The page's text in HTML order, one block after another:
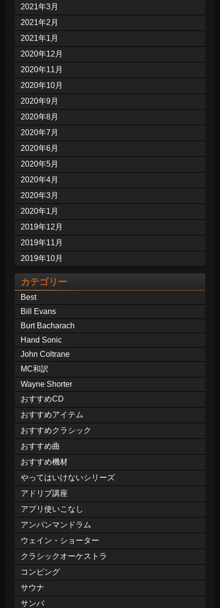
2021年3月
2021年2月
2021年1月
2020年12月
2020年11月
2020年10月
2020年9月
2020年8月
2020年7月
2020年6月
2020年5月
2020年4月
2020年3月
2020年1月
2019年12月
2019年11月
2019年10月
カテゴリー
Best
Bill Evans
Burt Bacharach
Hand Sonic
John Coltrane
MC和訳
Wayne Shorter
おすすめCD
おすすめアイテム
おすすめクラシック
おすすめ曲
おすすめ機材
やってはいけないシリーズ
アドリブ講座
アプリ使いこなし
アンパンマンドラム
ウェイン・ショーター
クラシックオーケストラ
コンピング
サウナ
サンバ